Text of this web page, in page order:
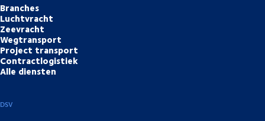
Branches
Luchtvracht
Zeevracht
Wegtransport
Project transport
Contractlogistiek
Alle diensten
DSV